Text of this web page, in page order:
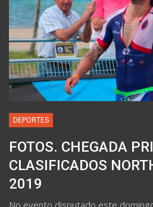
DEPORTES
FOTOS. CHEGADA
CLASIFICADOS
2019
No evento disputado este